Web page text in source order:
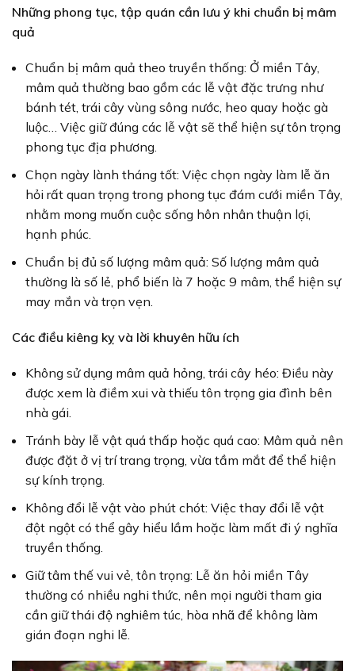
Những phong tục, tập quán cần lưu ý khi chuẩn bị mâm
quả
Chuẩn bị mâm quả theo truyền thống: Ở miền Tây,
mâm quả thường bao gồm các lễ vật đặc trưng như
bánh tét, trái cây vùng sông nước, heo quay hoặc gà
luộc… Việc giữ đúng các lễ vật sẽ thể hiện sự tôn trọng
phong tục địa phương.
Chọn ngày lành tháng tốt: Việc chọn ngày làm lễ ăn
hỏi rất quan trọng trong phong tục đám cưới miền Tây,
nhằm mong muốn cuộc sống hôn nhân thuận lợi,
hạnh phúc.
Chuẩn bị đủ số lượng mâm quả: Số lượng mâm quả
thường là số lẻ, phổ biến là 7 hoặc 9 mâm, thể hiện sự
may mắn và trọn vẹn.
Các điều kiêng kỵ và lời khuyên hữu ích
Không sử dụng mâm quả hỏng, trái cây héo: Điều này
được xem là điềm xui và thiếu tôn trọng gia đình bên
nhà gái.
Tránh bày lễ vật quá thấp hoặc quá cao: Mâm quả nên
được đặt ở vị trí trang trọng, vừa tầm mắt để thể hiện
sự kính trọng.
Không đổi lễ vật vào phút chót: Việc thay đổi lễ vật
đột ngột có thể gây hiểu lầm hoặc làm mất đi ý nghĩa
truyền thống.
Giữ tâm thế vui vẻ, tôn trọng: Lễ ăn hỏi miền Tây
thường có nhiều nghi thức, nên mọi người tham gia
cần giữ thái độ nghiêm túc, hòa nhã để không làm
gián đoạn nghi lễ.